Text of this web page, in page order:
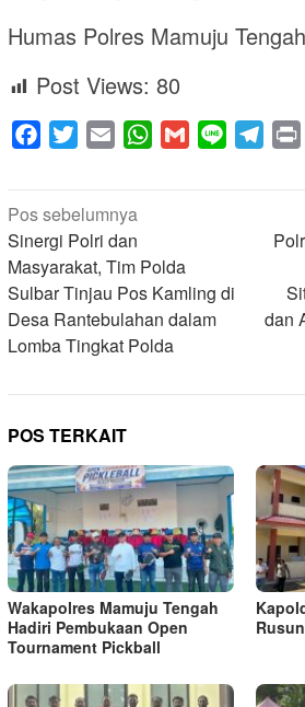
Humas Polres Mamuju Tengah
Post Views: 80
Facebook
Twitter Email WhatsApp
Gmail Line
Navigasi
pos
Pos sebelumnya
Sinergi Polri dan
Masyarakat, Tim Polda
Sulbar Tinjau Pos Kamling di
Desa Rantebulahan dalam
Lomba Tingkat Polda
dan
POS TERKAIT
Wakapolres Mamuju Tengah
Hadiri Pembukaan Open
Tournament Pickball